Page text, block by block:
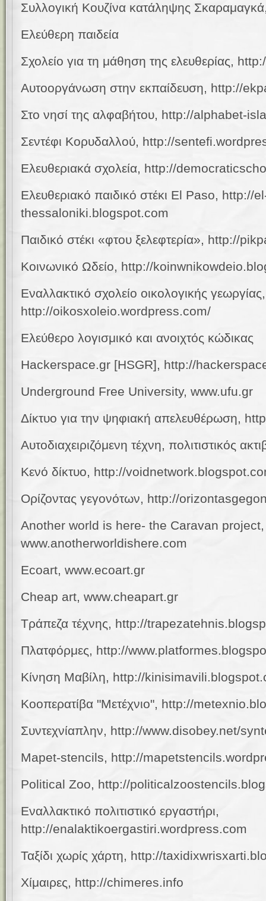
Συλλογική Κουζίνα κατάληψης
Ελεύθερη παιδεία
Σχολείο για τη μάθηση της ελευθερίας,
Αυτοοργάνωση στην εκπαίδευση, http://
Στο νησί της αλφαβήτου, http://alphabet-
Σεντέφι Κορυδαλλού, http://
Ελευθεριακά σχολεία, http://
Ελευθεριακό παιδικό στέκι El Paso, http://
thessaloniki.blogspot.com
Παιδικό στέκι «φτου ξελεφτερία», http://
Κοινωνικό Ωδείο, http://
Εναλλακτικό σχολείο οικολογικής γεωργίας,
http://oikosxoleio.wordpress.com/
Ελεύθερο λογισμικό και ανοιχτός κώδικας
Hackerspace.gr [HSGR], http://
Underground Free University, www.ufu.gr
Δίκτυο για την ψηφιακή απελευθέρωση,
Αυτοδιαχειριζόμενη τέχνη, πολιτιστικός
Κενό δίκτυο, http://
Ορίζοντας γεγονότων, http://
Another world is here- the Caravan project,
www.anotherworldishere.com
Ecoart, www.ecoart.gr
Cheap art, www.cheapart.gr
Τράπεζα τέχνης, http://
Πλατφόρμες, http://
Κίνηση Μαβίλη, http://
Κοοπερατίβα "Μετέχνιο", http://
Συντεχνίαπλην, http://www.disobey.net/
Mapet-stencils, http://
Political Zoo, http://
Εναλλακτικό πολιτιστικό εργαστήρι,
http://enalaktikoergastiri.wordpress.com
Ταξίδι χωρίς χάρτη, http://
Χίμαιρες, http://chimeres.info